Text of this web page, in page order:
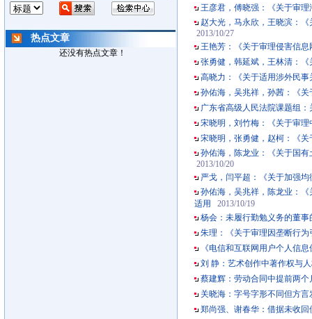
热点文章
还没有热点文章！
王彦君，傅晓强：《关于审
赵大光，马永欣，王晓滨：
2013/10/27
王艳芳：《关于审理侵害信
张勇健，韩延斌，王林清：
高晓力：《关于适用涉外民
孙佑海，吴兆祥，孙茜：《
广东省高级人民法院课题组
宋晓明，刘竹梅：《关于审
宋晓明，张勇健，赵柯：《
孙佑海，陈龙业：《关于国
2013/10/20
严戈，闫平超：《关于加强
孙佑海，吴兆祥，陈龙业：
适用
2013/10/19
杨会：未履行勤勉义务的董
朱理：《关于审理因垄断行
《电信和互联网用户个人信
刘 静：艺术创作中著作权与
蔡建辉：劳动合同中提前两个
关晓海：字号字形不同但方
郑尚强、谢春华：借据未收